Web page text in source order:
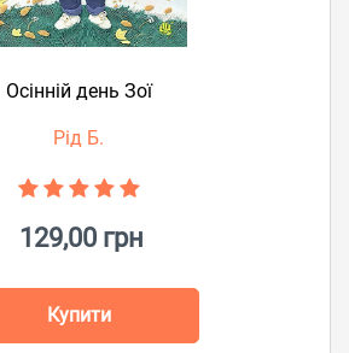
Осінній день Зої
Рід Б.
129,00 грн
Купити